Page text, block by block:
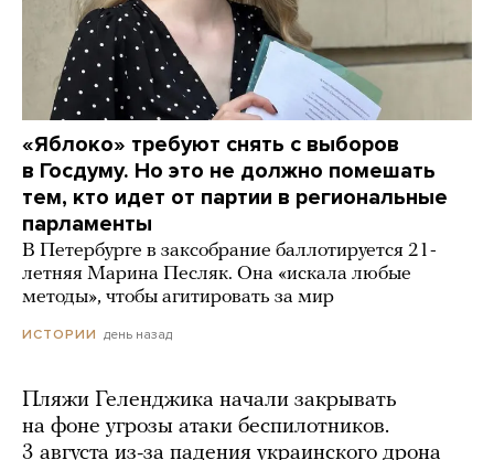
«Яблоко» требуют снять с выборов
в Госдуму. Но это не должно помешать
тем, кто идет от партии в региональные
парламенты
В Петербурге в заксобрание баллотируется 21-
летняя Марина Песляк. Она «искала любые
методы», чтобы агитировать за мир
ИСТОРИИ день назад
Пляжи Геленджика начали закрывать
на фоне угрозы атаки беспилотников.
3 августа из-за падения украинского дрона